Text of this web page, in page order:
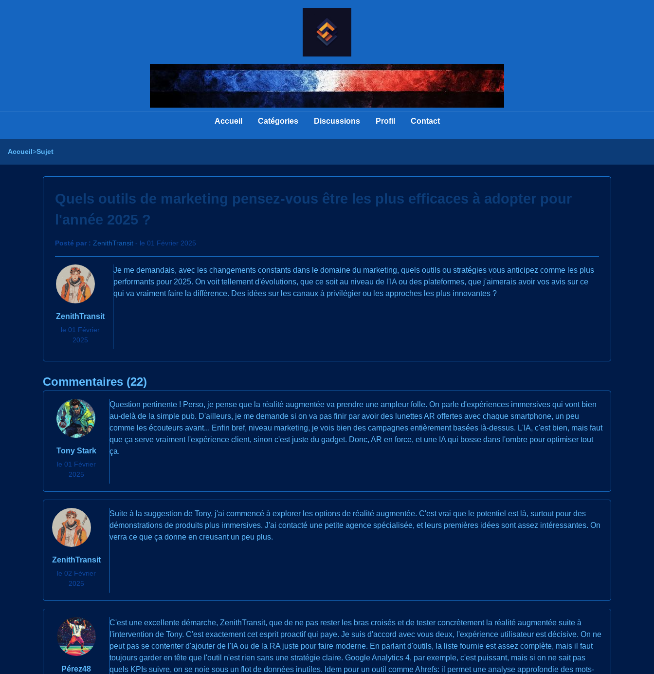
Accueil Catégories Discussions Profil Contact
Accueil>Sujet
Quels outils de marketing pensez-vous être les plus efficaces à adopter pour
l'année 2025 ?
Posté par : ZenithTransit - le 01 Février 2025
ZenithTransit
le 01 Février
2025
Je me demandais, avec les changements constants dans le domaine du marketing, quels outils ou stratégies vous anticipez comme les plus
performants pour 2025. On voit tellement d'évolutions, que ce soit au niveau de l'IA ou des plateformes, que j'aimerais avoir vos avis sur ce
qui va vraiment faire la différence. Des idées sur les canaux à privilégier ou les approches les plus innovantes ?
Commentaires (22)
Tony Stark
le 01 Février
2025
Question pertinente ! Perso, je pense que la réalité augmentée va prendre une ampleur folle. On parle d'expériences immersives qui vont bien
au-delà de la simple pub. D'ailleurs, je me demande si on va pas finir par avoir des lunettes AR offertes avec chaque smartphone, un peu
comme les écouteurs avant... Enfin bref, niveau marketing, je vois bien des campagnes entièrement basées là-dessus. L'IA, c'est bien, mais faut
que ça serve vraiment l'expérience client, sinon c'est juste du gadget. Donc, AR en force, et une IA qui bosse dans l'ombre pour optimiser tout
ça.
ZenithTransit
le 02 Février
2025
Suite à la suggestion de Tony, j'ai commencé à explorer les options de réalité augmentée. C'est vrai que le potentiel est là, surtout pour des
démonstrations de produits plus immersives. J'ai contacté une petite agence spécialisée, et leurs premières idées sont assez intéressantes. On
verra ce que ça donne en creusant un peu plus.
Pérez48
C'est une excellente démarche, ZenithTransit, que de ne pas rester les bras croisés et de tester concrètement la réalité augmentée suite à
l'intervention de Tony. C'est exactement cet esprit proactif qui paye. Je suis d'accord avec vous deux, l'expérience utilisateur est décisive. On ne
peut pas se contenter d'ajouter de l'IA ou de la RA juste pour faire moderne. En parlant d'outils, la liste fournie est assez complète, mais il faut
toujours garder en tête que l'outil n'est rien sans une stratégie claire. Google Analytics 4, par exemple, c'est puissant, mais si on ne sait pas
quels KPIs suivre, on se noie sous un flot de données inutiles. Idem pour un outil comme Ahrefs: il permet une analyse approfondie des mots-